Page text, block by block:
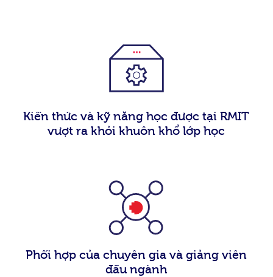
Kiến thức và kỹ năng học được tại RMIT
vượt ra khỏi khuôn khổ lớp học
Phối hợp của chuyên gia và giảng viên
đầu ngành